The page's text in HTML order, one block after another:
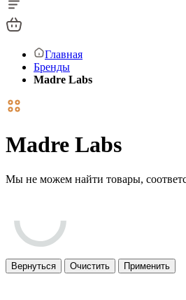
Главная
Бренды
Madre Labs
Madre Labs
Мы не можем найти товары,
Вернуться Очистить Применить